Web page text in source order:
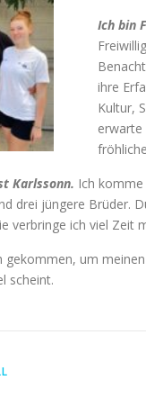
Ich bin
ihre
Kultur,
erwarte
Karlssonn. Ich komme
drei jüngere Brüder.
verbringe ich viel Zeit
gekommen, um
scheint.